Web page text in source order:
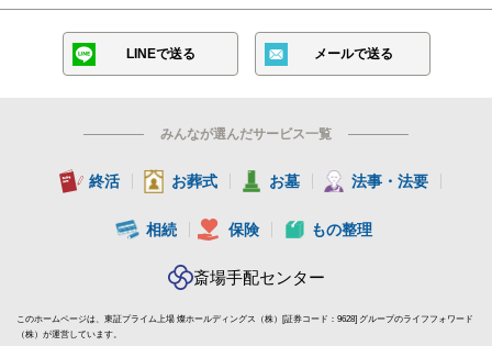
博愛社は埼玉県全域を中心に、創業から65年以上もの間、葬祭業
を営んでいる歴史ある葬儀社です。
これまで培ってきた実績により、一般葬から社葬まで幅広い葬儀
博愛社では、葬儀に関する専門知識を有する優秀なスタッフが葬
多様化する葬儀の形に対応するため、担当スタッフが故人様やご
遺族の希望を伺った上で、葬儀プランを提案する葬儀社です。
博愛社の詳しいこだわりポイントについて、以下で詳しくお伝え
博愛社の理念とメッセージ
LINEで送る メールで送る
みんなが選んだサービス一覧
終活 お葬式 お墓 法事・法要
相続 保険 もの整理
斎場手配センター
このホームページは、東証プライム上場 燦ホールディングス（株）[証券コード：9628] グループのライフフォワード
（株）が運営しています。